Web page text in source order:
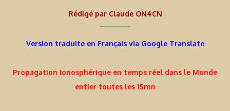
Rédigé par Claude ON4CN
Version traduite en Français via Google Translate
Propagation Ionosphérique en temps réel dans le Monde
entier toutes les 15mn